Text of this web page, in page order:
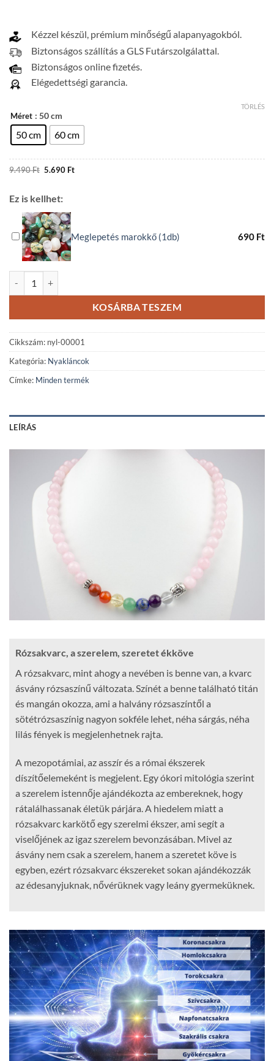
Kézzel készül, prémium minőségű alapanyagokból.
Biztonságos szállítás a GLS Futárszolgálattal.
Biztonságos online fizetés.
Elégedettségi garancia.
Méret : 50 cm
50 cm 60 cm
TÖRLÉS
9.490Ft Original
price
5.690 FtCurrent
price
Ez is kellhet:
Meglepetés marokkő (1db) 690 Ft
KOSÁRBA TESZEM
Cikkszám: nyl-00001
Kategória: Nyakláncok
Címke: Minden termék
LEÍRÁS
Rózsakvarc, a szerelem, szeretet ékköve
A rózsakvarc, mint ahogy a nevében is benne van, a kvarc
ásvány rózsaszínű változata. Színét a benne található titán
és mangán okozza, ami a halvány rózsaszíntől a
sötétrózsaszínig nagyon sokféle lehet, néha sárgás, néha
lilás fények is megjelenhetnek rajta.
A mezopotámiai, az asszír és a római ékszerek
díszítőelemeként is megjelent. Egy ókori mitológia szerint
a szerelem istennője ajándékozta az embereknek, hogy
rátalálhassanak életük párjára. A hiedelem miatt a
rózsakvarc karkötő egy szerelmi ékszer, ami segít a
viselőjének az igaz szerelem bevonzásában. Mivel az
ásvány nem csak a szerelem, hanem a szeretet köve is
egyben, ezért rózsakvarc ékszereket sokan ajándékozzák
az édesanyjuknak, nővérüknek vagy leány gyermeküknek.